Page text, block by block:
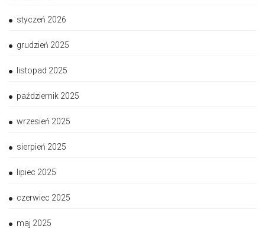
styczeń 2026
grudzień 2025
listopad 2025
październik 2025
wrzesień 2025
sierpień 2025
lipiec 2025
czerwiec 2025
maj 2025